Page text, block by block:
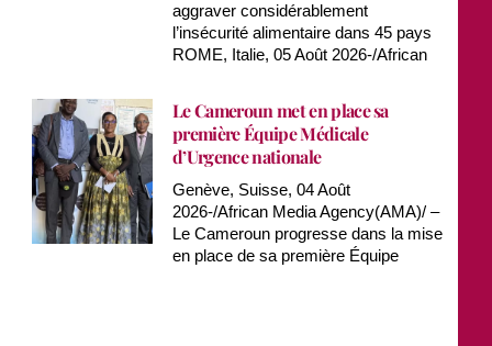
aggraver considérablement
l’insécurité alimentaire dans 45 pays
ROME, Italie, 05 Août 2026-/African
Le Cameroun met en place sa
première Équipe Médicale
d’Urgence nationale
Genève, Suisse, 04 Août
2026-/African Media Agency(AMA)/ –
Le Cameroun progresse dans la mise
en place de sa première Équipe